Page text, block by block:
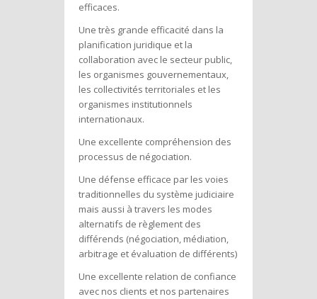
efficaces.
Une très grande efficacité dans la
planification juridique et la
collaboration avec le secteur public,
les organismes gouvernementaux,
les collectivités territoriales et les
organismes institutionnels
internationaux.
Une excellente compréhension des
processus de négociation.
Une défense efficace par les voies
traditionnelles du système judiciaire
mais aussi à travers les modes
alternatifs de règlement des
différends (négociation, médiation,
arbitrage et évaluation de différents)
Une excellente relation de confiance
avec nos clients et nos partenaires